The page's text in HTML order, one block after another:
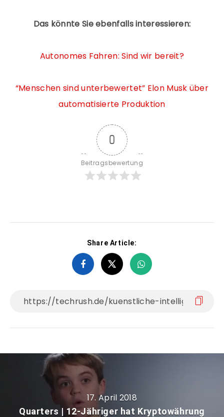
Das könnte Sie ebenfalls interessieren:
Autonomes Fahren: Sind wir bereit?
“Menschen sind unterbewertet” Elon Musk über
automatisierte Produktion
0
Beitragsbewertung
Share Article:
17. April 2018
Quarters | 12-Jähriger hat Kryptowährung